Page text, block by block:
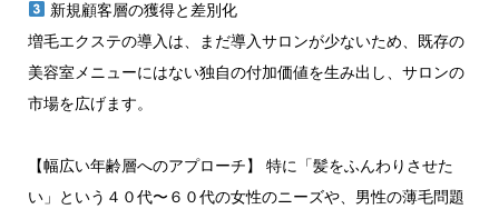
新規顧客層の獲得と差別化
増毛エクステの導入は、まだ導入サロンが少ないため、既存の
美容室メニューにはない独自の付加価値を生み出し、サロンの
市場を広げます。
【幅広い年齢層へのアプローチ】 特に「髪をふんわりさせた
い」という４０代〜６０代の女性のニーズや、男性の薄毛問題